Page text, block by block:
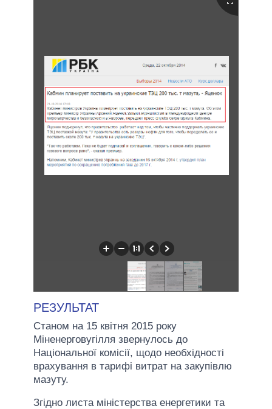
РЕЗУЛЬТАТ
Станом на 15 квітня 2015 року
Міненерговугілля звернулось до
Національної комісії, щодо необхідності
врахування в тарифі витрат на закупівлю
мазуту.
Згідно листа міністерства енергетики та